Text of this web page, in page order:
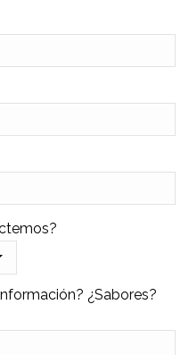
¿Sabores?